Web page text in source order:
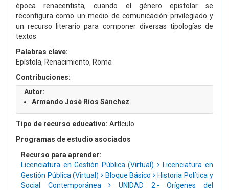
época renacentista, cuando el género epistolar se
reconfigura como un medio de comunicación privilegiado y
un recurso literario para componer diversas tipologías de
textos
Palabras clave:
Epístola, Renacimiento, Roma
Contribuciones:
Autor:
Armando José Ríos Sánchez
Tipo de recurso educativo: Artículo
Programas de estudio asociados
Recurso para aprender:
Licenciatura en Gestión Pública (Virtual)
Licenciatura en
Gestión Pública (Virtual)
Bloque Básico
Historia Política y
Social Contemporánea
UNIDAD 2.- Orígenes del